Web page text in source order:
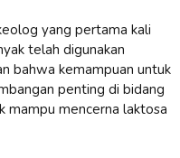
yang pertama kali
telah digunakan
bahwa kemampuan untuk
penting di bidang
mampu mencerna laktosa